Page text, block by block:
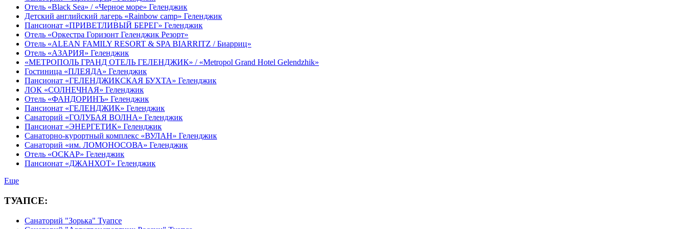
Отель «Black Sea» / «Черное море» Геленджик
Детский английский лагерь «Rainbow camp» Геленджик
Пансионат «ПРИВЕТЛИВЫЙ БЕРЕГ» Геленджик
Отель «Оркестра Горизонт Геленджик Резорт»
Отель «ALEAN FAMILY RESORT & SPA BIARRITZ / Биарриц»
Отель «АЗАРИЯ» Геленджик
«МЕТРОПОЛЬ ГРАНД ОТЕЛЬ ГЕЛЕНДЖИК» / «Metropol Grand Hotel Gelendzhik»
Гостиница «ПЛЕЯДА» Геленджик
Пансионат «ГЕЛЕНДЖИКСКАЯ БУХТА» Геленджик
ЛОК «СОЛНЕЧНАЯ» Геленджик
Отель «ФАНДОРИНЪ» Геленджик
Пансионат «ГЕЛЕНДЖИК» Геленджик
Санаторий «ГОЛУБАЯ ВОЛНА» Геленджик
Пансионат «ЭНЕРГЕТИК» Геленджик
Санаторно-курортный комплекс «ВУЛАН» Геленджик
Санаторий «им. ЛОМОНОСОВА» Геленджик
Отель «ОСКАР» Геленджик
Пансионат «ДЖАНХОТ» Геленджик
Еще
ТУАПСЕ:
Санаторий "Зорька" Туапсе